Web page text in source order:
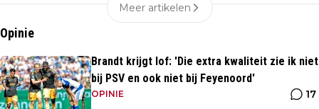
Meer artikelen
Opinie
Brandt krijgt lof: 'Die extra kwaliteit zie ik niet
bij PSV en ook niet bij Feyenoord'
OPINIE 17